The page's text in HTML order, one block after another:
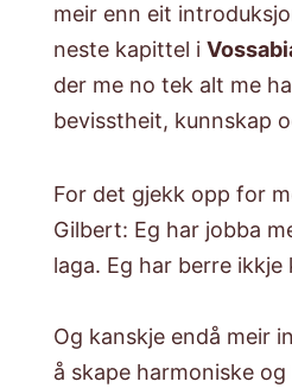
meir enn eit
neste kapittel i
der me no tek alt me
bevisstheit, kunnskap
For det gjekk opp for
Gilbert: Eg har jobba
laga. Eg har berre ikkje
Og kanskje endå meir
å skape harmoniske